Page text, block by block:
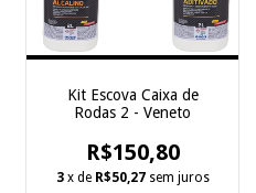
Kit Escova Caixa de
Rodas 2 - Veneto
R$150,80
3 x de R$50,27 sem juros